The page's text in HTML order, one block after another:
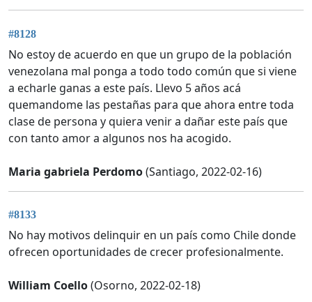
#8128
No estoy de acuerdo en que un grupo de la población
venezolana mal ponga a todo todo común que si viene
a echarle ganas a este país. Llevo 5 años acá
quemandome las pestañas para que ahora entre toda
clase de persona y quiera venir a dañar este país que
con tanto amor a algunos nos ha acogido.
Maria gabriela Perdomo(Santiago, 2022-02-16)
#8133
No hay motivos delinquir en un país como Chile donde
ofrecen oportunidades de crecer profesionalmente.
William Coello(Osorno, 2022-02-18)